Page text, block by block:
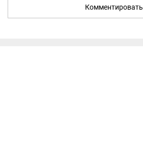
Комментировать